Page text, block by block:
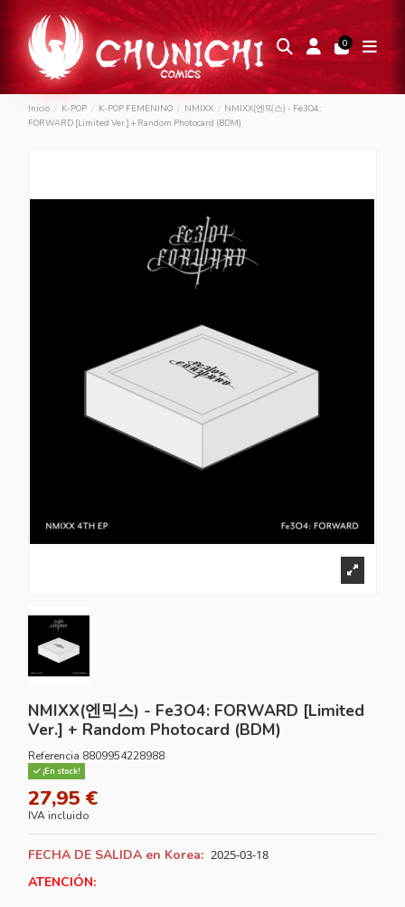
0
Inicio K-POP K-POP FEMENINO NMIXX
NMIXX(엔믹스) - Fe3O4:
FORWARD [Limited Ver.] + Random Photocard (BDM)
NMIXX(엔믹스) - Fe3O4: FORWARD [Limited
Ver.] + Random Photocard (BDM)
Referencia 8809954228988
¡En stock!
27,95 €
IVA incluido
FECHA DE SALIDA en Korea: 2025-03-18
ATENCIÓN: